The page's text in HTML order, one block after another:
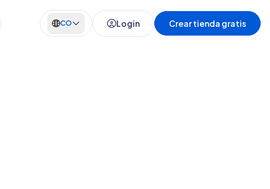
CO Login Crear tienda gratis